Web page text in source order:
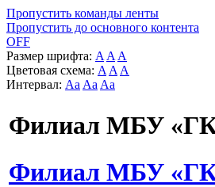
Пропустить команды ленты
Пропустить до основного контента
OFF
Размер шрифта: A A A
Цветовая схема: A A A
Интервал: Aa Aa Aa
Филиал МБУ
Филиал МБУ